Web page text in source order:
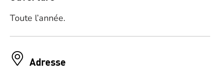
Toute l’année.
Adresse